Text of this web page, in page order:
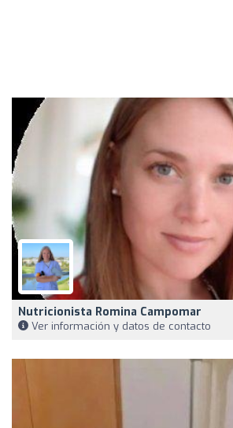
Nutricionista Romina Campomar
Ver información y datos de contacto